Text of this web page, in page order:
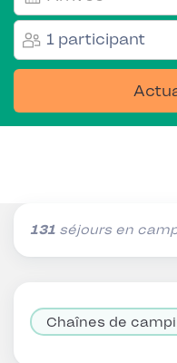
1 participant
131 séjours en
Chaînes de